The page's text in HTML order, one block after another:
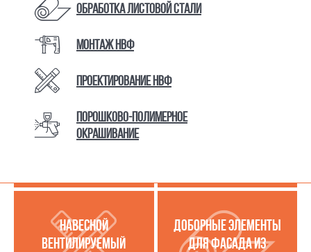
Обработка листовой стали
Монтаж НВФ
Проектирование НВФ
Порошково-полимерное
окрашивание
КАТАЛОГ ТОВАРОВ И УСЛУГ
УСЛУГИ ПО РАБОТЕ С
ЛИСТОВОЙ СТАЛЬЮ
МЕТАЛЛОКАССЕТЫ
НАВЕСНОЙ
ВЕНТИЛИРУЕМЫЙ
ДОБОРНЫЕ ЭЛЕМЕНТЫ
ДЛЯ ФАСАДА ИЗ